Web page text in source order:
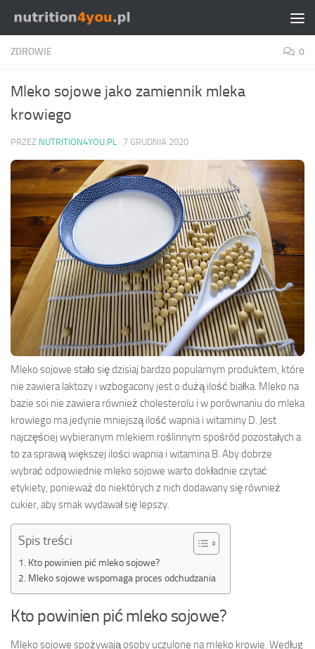
Przejdź do treści
ZDROWIE 0
Mleko sojowe jako zamiennik mleka
krowiego
PRZEZ NUTRITION4YOU.PL · 7 GRUDNIA 2020
Mleko sojowe stało się dzisiaj bardzo popularnym produktem, które
nie zawiera laktozy i wzbogacony jest o dużą ilość białka. Mleko na
bazie soi nie zawiera również cholesterolu i w porównaniu do mleka
krowiego ma jedynie mniejszą ilość wapnia i witaminy D. Jest
najczęściej wybieranym mlekiem roślinnym spośród pozostałych a
to za sprawą większej ilości wapnia i witamina B. Aby dobrze
wybrać odpowiednie mleko sojowe warto dokładnie czytać
etykiety, ponieważ do niektórych z nich dodawany się również
cukier, aby smak wydawał się lepszy.
Spis treści
Kto powinien pić mleko sojowe?
Mleko sojowe wspomaga proces odchudzania
Kto powinien pić mleko sojowe?
Mleko sojowe spożywają osoby uczulone na mleko krowie. Według